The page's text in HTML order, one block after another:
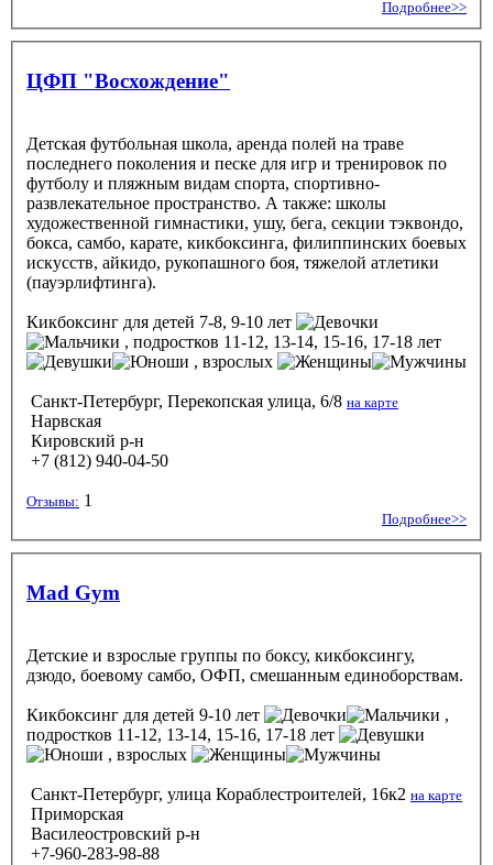
Подробнее>>
ЦФП "Восхождение"
Детская футбольная школа, аренда полей на траве
последнего поколения и песке для игр и тренировок по
футболу и пляжным видам спорта, спортивно-
развлекательное пространство. А также: школы
художественной гимнастики, ушу, бега, секции тэквондо,
бокса, самбо, карате, кикбоксинга, филиппинских боевых
искусств, айкидо, рукопашного боя, тяжелой атлетики
(пауэрлифтинга).
Кикбоксинг для детей 7-8, 9-10 лет
, подростков 11-12, 13-14, 15-16, 17-18 лет
, взрослых
Санкт-Петербург, Перекопская улица, 6/8 на карте
Нарвская
Кировский р-н
+7 (812) 940-04-50
Отзывы: 1
Подробнее>>
Mad Gym
Детские и взрослые группы по боксу, кикбоксингу,
дзюдо, боевому самбо, ОФП, смешанным единоборствам.
Кикбоксинг для детей 9-10 лет
,
подростков 11-12, 13-14, 15-16, 17-18 лет
, взрослых
Санкт-Петербург, улица Кораблестроителей, 16к2 на карте
Приморская
Василеостровский р-н
+7-960-283-98-88